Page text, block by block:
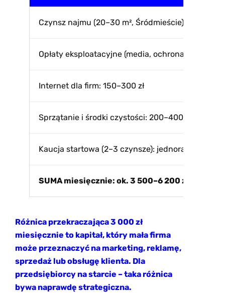
Czynsz najmu (20–30 m², Śródmieście): 2 500–4
Opłaty eksploatacyjne (media, ochrona): 500–800
Internet dla firm: 150–300 zł
Sprzątanie i środki czystości: 200–400 zł
Kaucja startowa (2–3 czynsze): jednorazowo 5
SUMA miesięcznie: ok. 3 500–6 200 zł netto
Różnica przekraczająca 3 000 zł
miesięcznie to kapitał, który mała firma
może przeznaczyć na marketing, reklamę,
sprzedaż lub obsługę klienta. Dla
przedsiębiorcy na starcie – taka różnica
bywa naprawdę strategiczna.